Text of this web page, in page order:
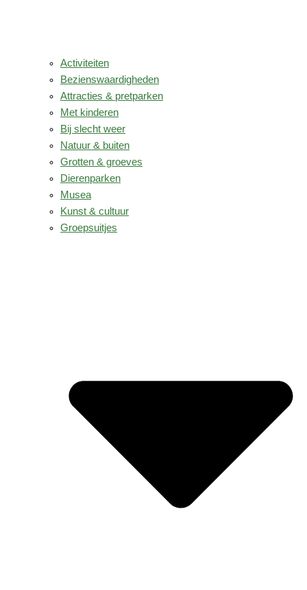
Activiteiten
Bezienswaardigheden
Attracties & pretparken
Met kinderen
Bij slecht weer
Natuur & buiten
Grotten & groeves
Dierenparken
Musea
Kunst & cultuur
Groepsuitjes